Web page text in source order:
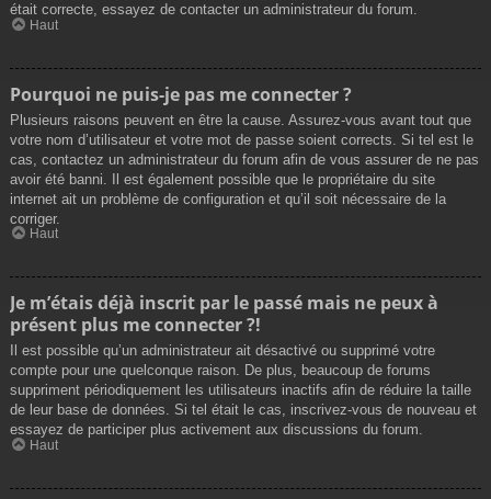
était correcte, essayez de contacter un administrateur du forum.
Haut
Pourquoi ne puis-je pas me connecter ?
Plusieurs raisons peuvent en être la cause. Assurez-vous avant tout que
votre nom d’utilisateur et votre mot de passe soient corrects. Si tel est le
cas, contactez un administrateur du forum afin de vous assurer de ne pas
avoir été banni. Il est également possible que le propriétaire du site
internet ait un problème de configuration et qu’il soit nécessaire de la
corriger.
Haut
Je m’étais déjà inscrit par le passé mais ne peux à
présent plus me connecter ?!
Il est possible qu’un administrateur ait désactivé ou supprimé votre
compte pour une quelconque raison. De plus, beaucoup de forums
suppriment périodiquement les utilisateurs inactifs afin de réduire la taille
de leur base de données. Si tel était le cas, inscrivez-vous de nouveau et
essayez de participer plus activement aux discussions du forum.
Haut